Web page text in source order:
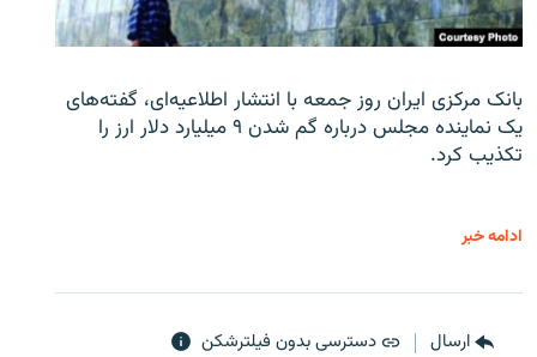
بانک مرکزی ایران روز جمعه با انتشار اطلاعیه‌ای، گفته‌های
یک نماینده مجلس درباره گم شدن ۹ میلیارد دلار ارز را
تکذیب کرد.
ادامه خبر
ارسال دسترسی بدون فیلترشکن